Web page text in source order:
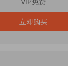
立即购买